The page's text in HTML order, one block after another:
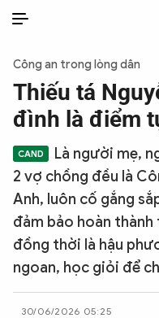
THỜI SỰ
CHỐNG DIỄN BIẾN HÒA
CÔNG AN TRONG LÒNG
Công an trong lòng dân
Thiếu tá
đình là điểm
Là người mẹ,
2 vợ chồng đều là
Anh, luôn cố gắng
đảm bảo hoàn
đồng thời là hậu
ngoan, học giỏi để
30/06/2026 05:25